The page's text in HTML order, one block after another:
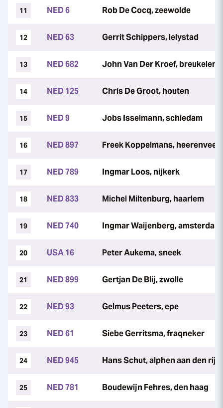
11 NED 6 Rob De Cocq, zeewolde
12 NED 63 Gerrit Schippers, lelystad
13 NED 682 John Van Der Kroef, breukelen
14 NED 125 Chris De Groot, houten
15 NED 9 Jobs Isselmann, schiedam
16 NED 897 Freek Koppelmans, heerenveen
17 NED 789 Ingmar Loos, nijkerk
18 NED 833 Michel Miltenburg, haarlem
19 NED 740 Ingmar Waijenberg, amsterdam
20 USA 16 Peter Aukema, sneek
21 NED 899 Gertjan De Blij, zwolle
22 NED 93 Gelmus Peeters, epe
23 NED 61 Siebe Gerritsma, fraqneker
24 NED 945 Hans Schut, alphen aan den rijn
25 NED 781 Boudewijn Fehres, den haag